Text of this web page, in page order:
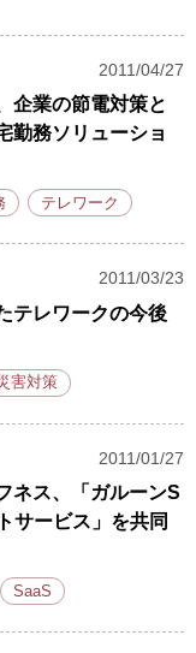
2011/04/27
企業の節電対策と
勤務ソリューショ
テレワーク
2011/03/23
テレワークの今後
害対策
2011/01/27
ネス、「ガルーンS
サービス」を共同
SaaS